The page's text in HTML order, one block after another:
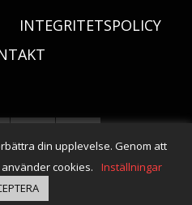
INTEGRITETSPOLICY
din upplevelse. Genom att
cookies.
Inställningar